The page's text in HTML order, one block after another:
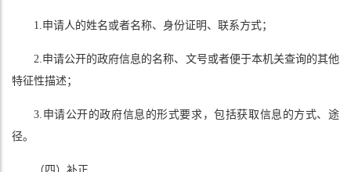
1.申请人的姓名或者名称、身份证明、联系方式；
2.申请公开的政府信息的名称、文号或者便于本机关查询的其他
特征性描述；
3.申请公开的政府信息的形式要求，包括获取信息的方式、途
径。